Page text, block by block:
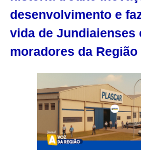
desenvolvimento e
vida de Jundiaienses
moradores da Região